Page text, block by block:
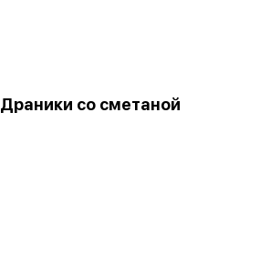
Драники со сметаной